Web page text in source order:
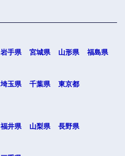
岩手県 宮城県 山形県 福島県
埼玉県 千葉県
東京都
福井県 山梨県 長野県